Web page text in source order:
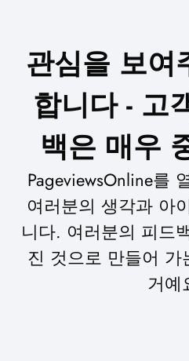
관심을 보여
합니다 - 고
백은 매우
PageviewsOnline를
여러분의 생각과 아
니다. 여러분의 피드
진 것으로 만들어
거예